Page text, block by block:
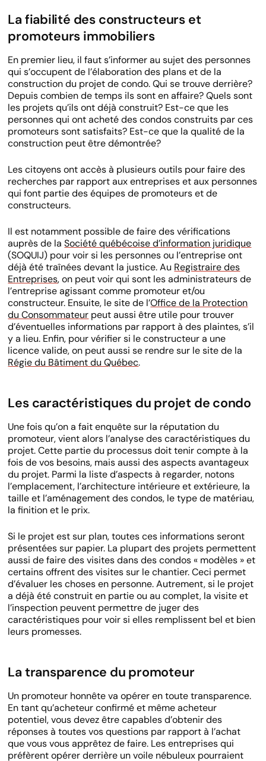
La fiabilité des constructeurs et
promoteurs immobiliers
En premier lieu, il faut s’informer au sujet des personnes
qui s’occupent de l’élaboration des plans et de la
construction du projet de condo. Qui se trouve derrière?
Depuis combien de temps ils sont en affaire? Quels sont
les projets qu’ils ont déjà construit? Est-ce que les
personnes qui ont acheté des condos construits par ces
promoteurs sont satisfaits? Est-ce que la qualité de la
construction peut être démontrée?
Les citoyens ont accès à plusieurs outils pour faire des
recherches par rapport aux entreprises et aux personnes
qui font partie des équipes de promoteurs et de
constructeurs.
Il est notamment possible de faire des vérifications
auprès de laSociété québécoise d’information juridique
(SOQUIJ) pour voir si les personnes ou l’entreprise ont
déjà été traînées devant la justice. Au Registraire des
Entreprises, on peut voir qui sont les administrateurs de
l’entreprise agissant comme promoteur et/ou
constructeur. Ensuite, le site de l’Office de la Protection
du Consommateur peut aussi être utile pour trouver
d’éventuelles informations par rapport à des plaintes, s’il
y a lieu. Enfin, pour vérifier si le constructeur a une
licence valide, on peut aussi se rendre sur le site de la
Régie du Bâtiment du Québec.
Les caractéristiques du projet de condo
Une fois qu’on a fait enquête sur la réputation du
promoteur, vient alors l’analyse des caractéristiques du
projet. Cette partie du processus doit tenir compte à la
fois de vos besoins, mais aussi des aspects avantageux
du projet. Parmi la liste d’aspects à regarder, notons
l’emplacement, l’architecture intérieure et extérieure, la
taille et l’aménagement des condos, le type de matériau,
la finition et le prix.
Si le projet est sur plan, toutes ces informations seront
présentées sur papier. La plupart des projets permettent
aussi de faire des visites dans des condos « modèles » et
certains offrent des visites sur le chantier. Ceci permet
d’évaluer les choses en personne. Autrement, si le projet
a déjà été construit en partie ou au complet, la visite et
l’inspection peuvent permettre de juger des
caractéristiques pour voir si elles remplissent bel et bien
leurs promesses.
La transparence du promoteur
Un promoteur honnête va opérer en toute transparence.
En tant qu’acheteur confirmé et même acheteur
potentiel, vous devez être capables d’obtenir des
réponses à toutes vos questions par rapport à l’achat
que vous vous apprêtez de faire. Les entreprises qui
préfèrent opérer derrière un voile nébuleux pourraient